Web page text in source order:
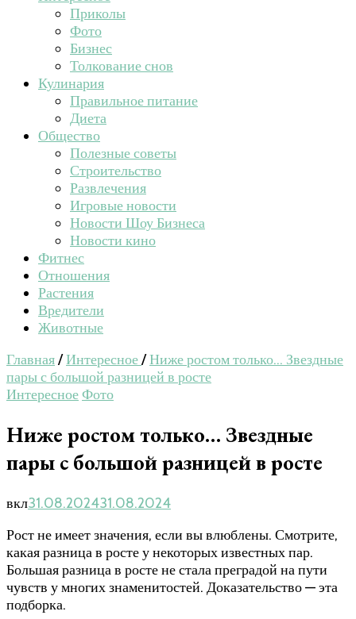
Приколы
Фото
Бизнес
Толкование снов
Кулинария
Правильное питание
Диета
Общество
Полезные советы
Строительство
Развлечения
Игровые новости
Новости Шоу Бизнеса
Новости кино
Фитнес
Отношения
Растения
Вредители
Животные
Главная/Интересное/Ниже ростом только… Звездные
пары с большой разницей в росте
ИнтересноеФото
Ниже ростом только… Звездные
пары с большой разницей в росте
вкл31.08.202431.08.2024
Рост не имеет значения, если вы влюблены. Смотрите,
какая разница в росте у некоторых известных пар.
Большая разница в росте не стала преградой на пути
чувств у многих знаменитостей. Доказательство — эта
подборка.